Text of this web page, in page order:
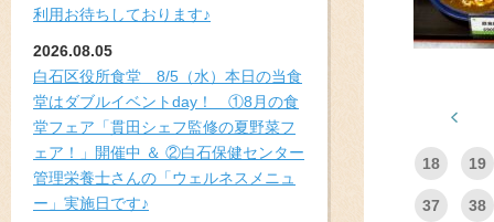
利用お待ちしております♪
2026.08.05
白石区役所食堂 8/5（水）本日の当食
堂はダブルイベントday！ ①8月の食
堂フェア「貫田シェフ監修の夏野菜フ
ェア！」開催中 ＆ ②白石保健センター
管理栄養士さんの「ウェルネスメニュ
ー」実施日です♪
18 19
37 38